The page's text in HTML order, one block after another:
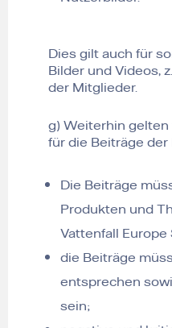
Dies gilt auch für
Bilder und Videos,
der Mitglieder.
g) Weiterhin
für die Beiträge
Die Beiträge
Produkten und
Vattenfall Europe
die Beiträge
entsprechen
sein;